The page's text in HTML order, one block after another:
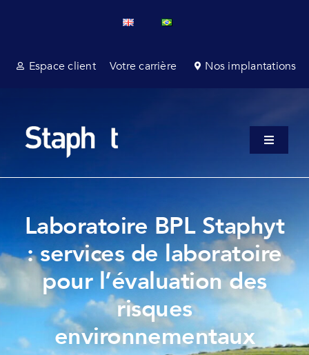
Espace client
Votre carrière Nos implantations
Toggle
Affaires
Secteurs
Laboratoire BPL Staphyt
: services de laboratoire
pour l’évaluation des
risques
environnementaux